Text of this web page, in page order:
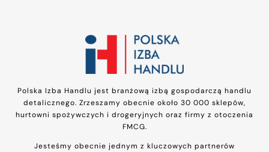
Polska Izba Handlu jest branżową izbą gospodarczą handlu
detalicznego. Zrzeszamy obecnie około 30 000 sklepów,
hurtowni spożywczych i drogeryjnych oraz firmy z otoczenia
FMCG.
Jesteśmy obecnie jednym z kluczowych partnerów